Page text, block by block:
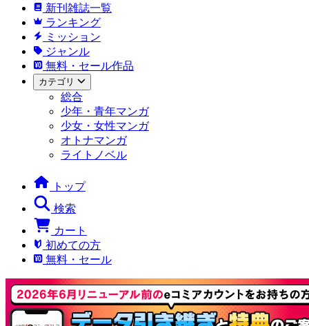
新刊雑誌一覧
ランキング
ミッション
ジャンル
無料・セール作品
カテゴリ
総合
少年・青年マンガ
少女・女性マンガ
オトナマンガ
ライトノベル
トップ
検索
カート
初めての方
無料・セール